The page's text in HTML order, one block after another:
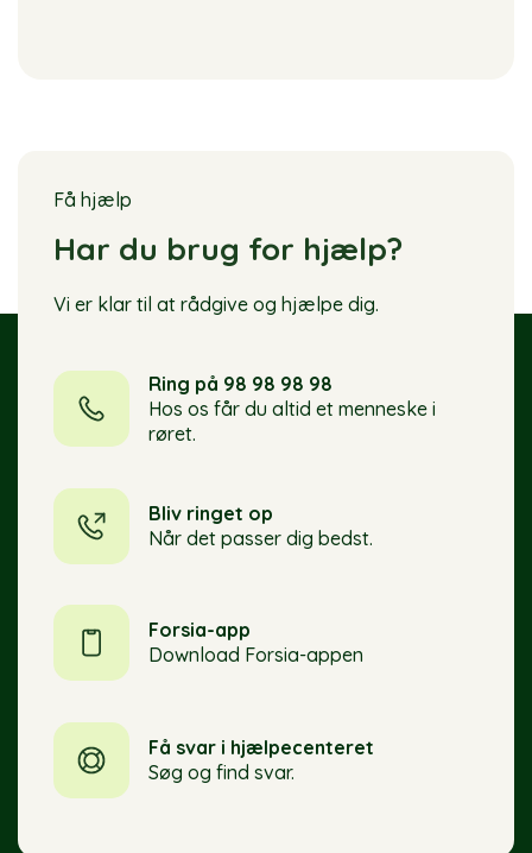
Få hjælp
Har du brug for hjælp?
Vi er klar til at rådgive og hjælpe dig.
Ring på 98 98 98 98
Hos os får du altid et menneske i
røret.
Bliv ringet op
Når det passer dig bedst.
Forsia-app
Download Forsia-appen
Få svar i hjælpecenteret
Søg og find svar.